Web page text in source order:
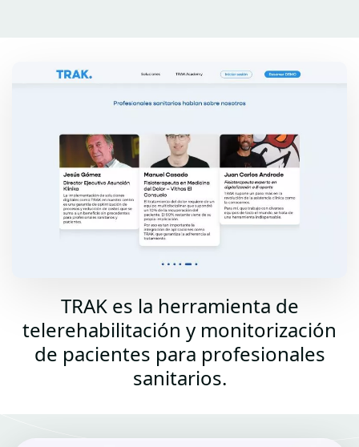
TRAK es la herramienta de
telerehabilitación y monitorización
de pacientes para profesionales
sanitarios.